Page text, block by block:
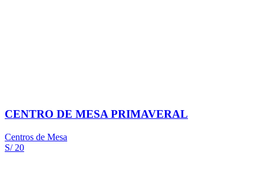
CENTRO DE MESA PRIMAVERAL
Centros de Mesa
S/ 20